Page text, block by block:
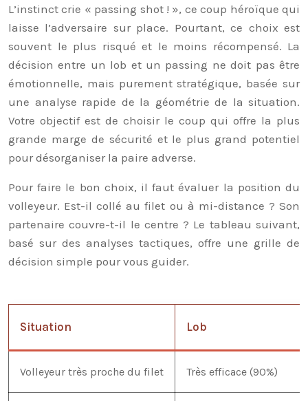
L’instinct crie « passing shot ! », ce coup héroïque qui
laisse l’adversaire sur place. Pourtant, ce choix est
souvent le plus risqué et le moins récompensé. La
décision entre un lob et un passing ne doit pas être
émotionnelle, mais purement stratégique, basée sur
une analyse rapide de la géométrie de la situation.
Votre objectif est de choisir le coup qui offre la plus
grande marge de sécurité et le plus grand potentiel
pour désorganiser la paire adverse.
Pour faire le bon choix, il faut évaluer la position du
volleyeur. Est-il collé au filet ou à mi-distance ? Son
partenaire couvre-t-il le centre ? Le tableau suivant,
basé sur des analyses tactiques, offre une grille de
décision simple pour vous guider.
Situation Lob
Volleyeur très proche du filet Très efficace (90%)